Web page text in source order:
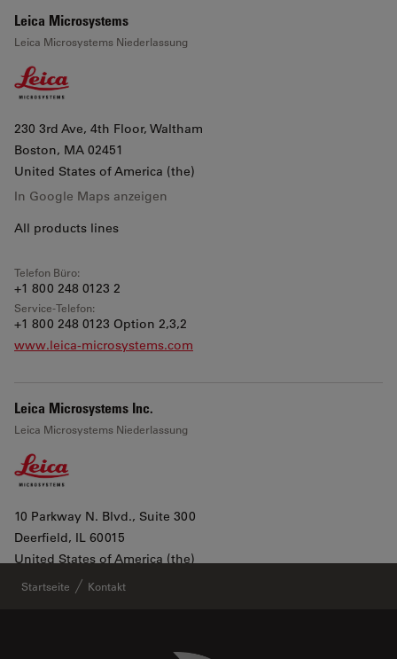
+
−
Leaflet |©
Klicken Sie auf die Karte, um den Scroll-Zoom zu aktivieren
Leica Microsystems
Leica Microsystems Niederlassung
230 3rd Ave, 4th Floor, Waltham
Boston, MA 02451
United States of America (the)
In Google Maps anzeigen
All products lines
Telefon Büro:
+1 800 248 0123 2
Service-Telefon:
+1 800 248 0123 Option 2,3,2
www.leica-microsystems.com
Leica Microsystems Inc.
Leica Microsystems Niederlassung
10 Parkway N. Blvd., Suite 300
Deerfield, IL 60015
United States of America (the)
In Google Maps anzeigen
Startseite Kontakt